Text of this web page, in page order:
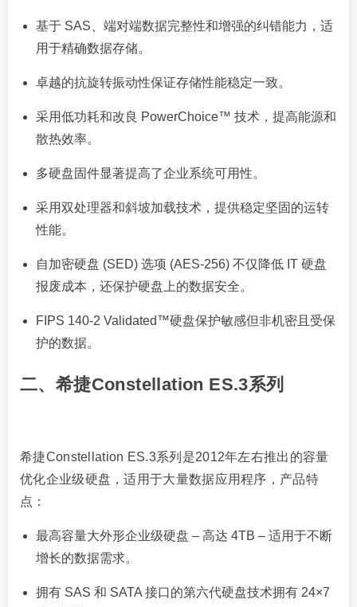
基于 SAS、端对端数据完整性和增强的纠错能力，适
用于精确数据存储。
卓越的抗旋转振动性保证存储性能稳定一致。
采用低功耗和改良 PowerChoice™ 技术，提高能源和
散热效率。
多硬盘固件显著提高了企业系统可用性。
采用双处理器和斜坡加载技术，提供稳定坚固的运转
性能。
自加密硬盘 (SED) 选项 (AES-256) 不仅降低 IT 硬盘
报废成本，还保护硬盘上的数据安全。
FIPS 140-2 Validated™硬盘保护敏感但非机密且受保
护的数据。
二、希捷Constellation ES.3系列
希捷Constellation ES.3系列是2012年左右推出的容量
优化企业级硬盘，适用于大量数据应用程序，产品特
点：
最高容量大外形企业级硬盘 – 高达 4TB – 适用于不断
增长的数据需求。
拥有 SAS 和 SATA 接口的第六代硬盘技术拥有 24×7